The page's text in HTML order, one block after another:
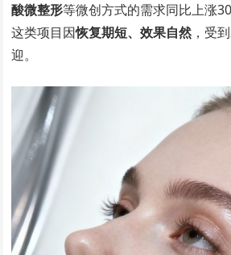
酸微整形等微创方式的需求同比上涨
这类项目因恢复期短、效果自然 ，受
迎。